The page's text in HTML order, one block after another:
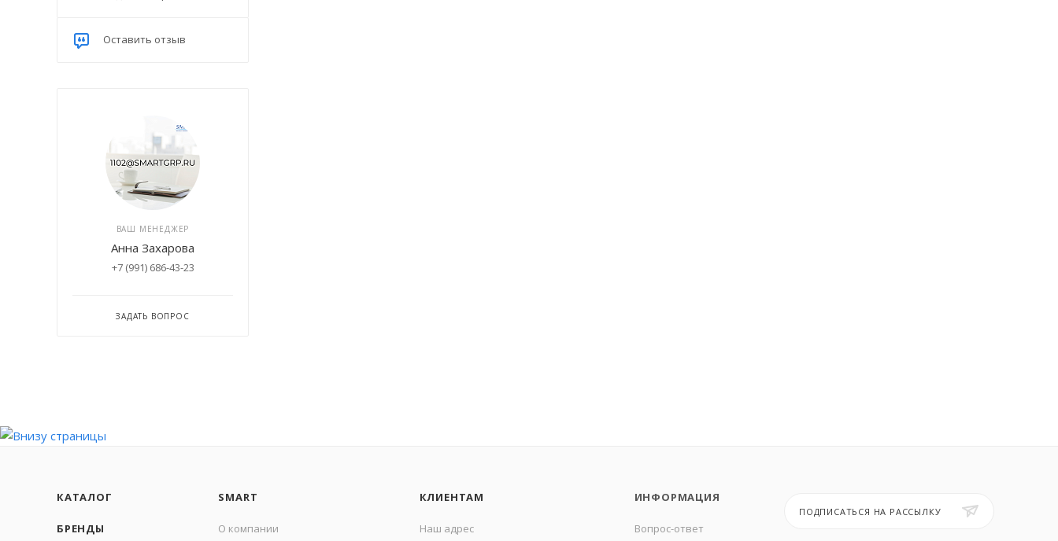
Оставить отзыв
ВАШ МЕНЕДЖЕР
Анна Захарова
+7 (991) 686-43-23
ЗАДАТЬ ВОПРОС
КАТАЛОГ
БРЕНДЫ
SMART
О компании
КЛИЕНТАМ
Наш адрес
ИНФОРМАЦИЯ
Вопрос-ответ
ПОДПИСАТЬСЯ НА РАССЫЛКУ